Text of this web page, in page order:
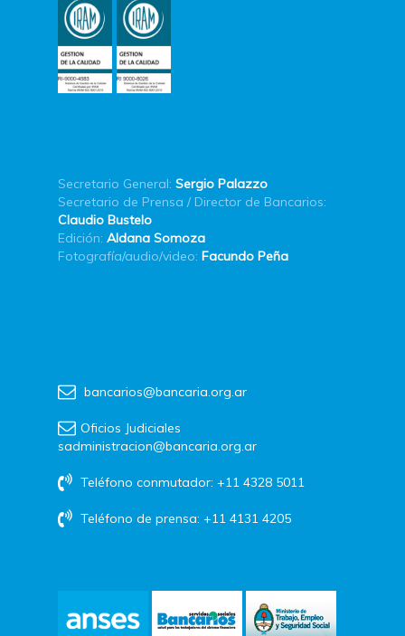
Secretario General: Sergio Palazzo
Secretario de Prensa / Director de Bancarios:
Claudio Bustelo
Edición: Aldana Somoza
Fotografía/audio/video: Facundo Peña
bancarios@bancaria.org.ar
Oficios Judiciales
sadministracion@bancaria.org.ar
Teléfono conmutador: +11 4328 5011
Teléfono de prensa: +11 4131 4205